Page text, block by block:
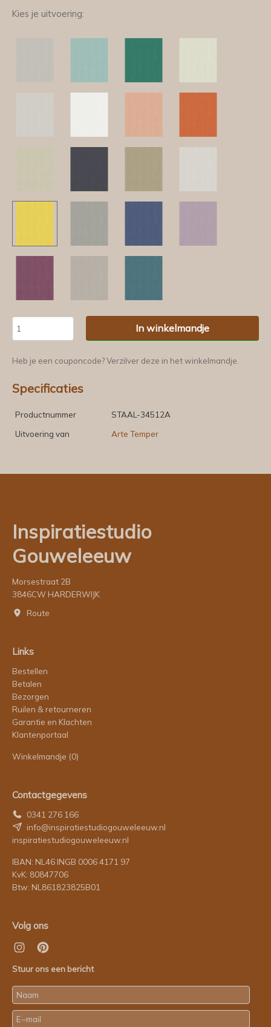
Kies je uitvoering:
In winkelmandje
Heb je een couponcode? Verzilver deze in het winkelmandje.
Specificaties
Productnummer
STAAL-34512A
Uitvoering van
Arte Temper
Inspiratiestudio
Gouweleeuw
Morsestraat 2B
3846CW HARDERWIJK
Route
Links
Bestellen
Betalen
Bezorgen
Ruilen & retourneren
Garantie en Klachten
Klantenportaal
Winkelmandje (0)
Contactgegevens
0341 276 166
info@inspiratiestudiogouweleeuw.nl
inspiratiestudiogouweleeuw.nl
IBAN: NL46 INGB 0006 4171 97
KvK: 80847706
Btw: NL861823825B01
Volg ons
Stuur ons een bericht